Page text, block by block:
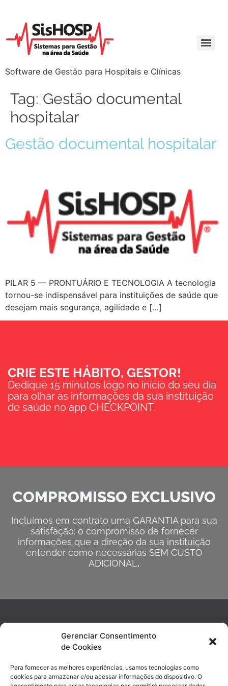
Gerenciar Consentimento
de Cookies
Para fornecer as melhores experiências, usamos tecnologias como
cookies para armazenar e/ou acessar informações do dispositivo. O
Software de Gestão para Hospitais e Clínicas
Tag: Gestão documental
hospitalar
Gestão documental hospitalar
PILAR 5 — PRONTUÁRIO E TECNOLOGIA A tecnologia
tornou-se indispensável para instituições de saúde que
desejam mais segurança, agilidade e […]
CRIE ESTE HÁBITO, GESTOR!
Dedique 15 minutos logo no início do seu dia
para olhar as informações da sua instituição
de saúde no app CHECKPOINT.
COMPROMISSO EXCLUSIVO
Incluímos em contrato uma GARANTIA para sua
satisfação: o compromisso de fornecer
informações que a direção da sua instituição
entender como necessárias SEM CUSTO
ADICIONAL .